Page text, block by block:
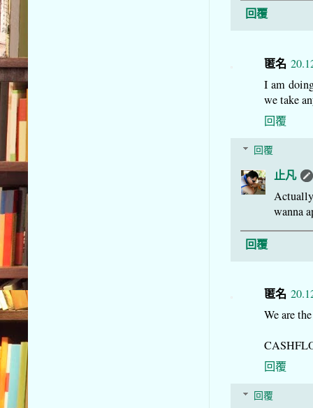
回覆
匿名
I am
we take
回覆
回覆
止凡
wanna
回覆
匿名
We are
回覆
回覆